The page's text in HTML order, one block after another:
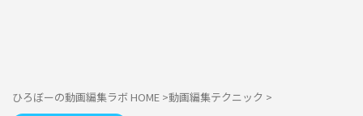
ひろぼーの動画編集ラボ HOME >動画編集テクニック >